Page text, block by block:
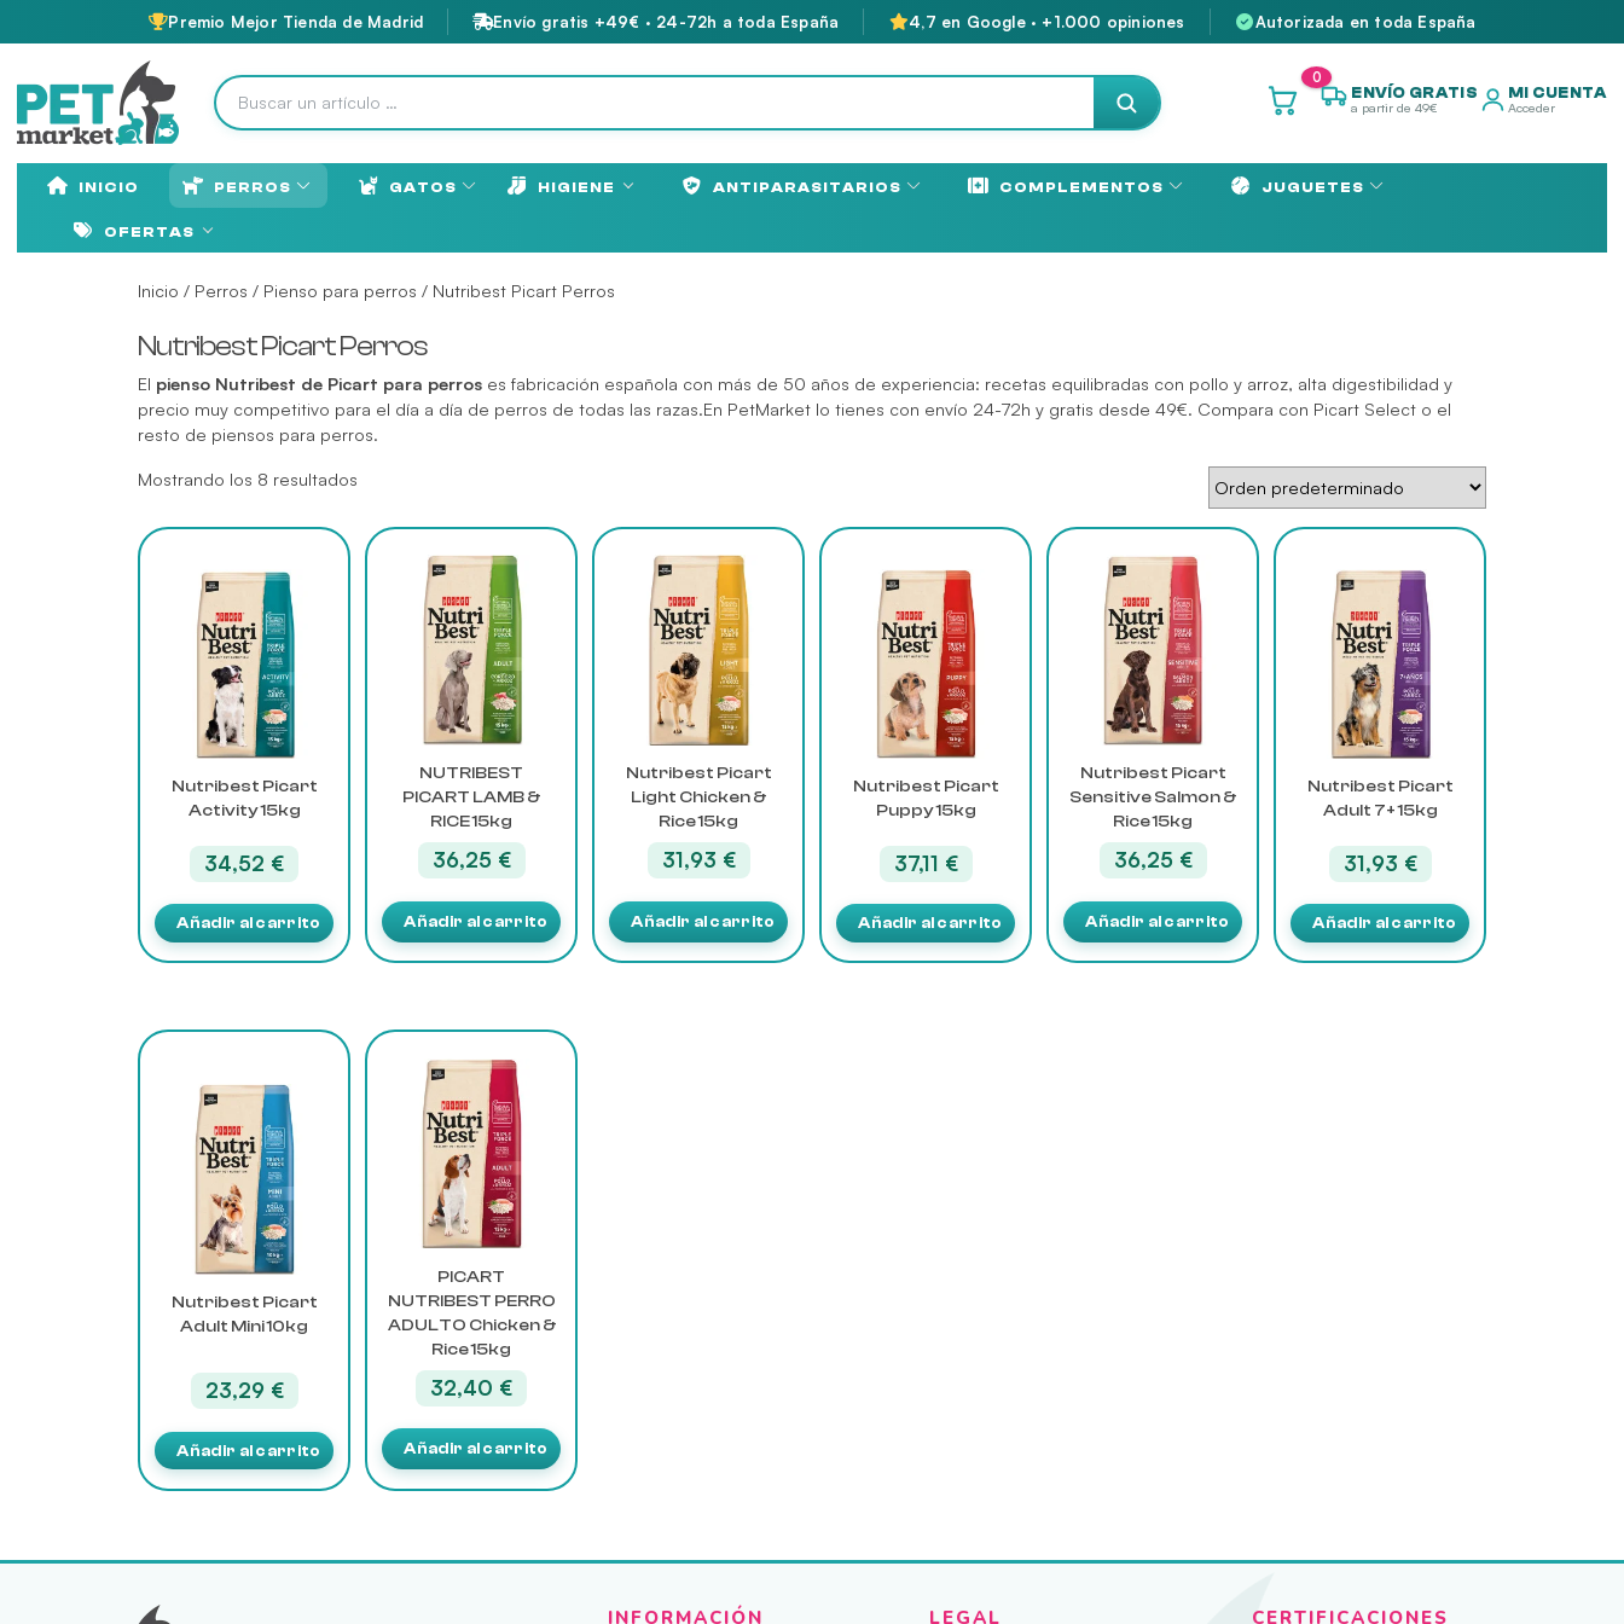
Premio Mejor Tienda de Madrid Envío gratis +49€ · 24-72h a toda España 4,7 en Google · +1.000 opiniones Autorizada en toda España
0
ENVÍO GRATIS
a partir de 49€
MI CUENTA
Acceder
INICIO PERROS GATOS HIGIENE ANTIPARASITARIOS COMPLEMENTOS JUGUETES
OFERTAS
Inicio / Perros / Pienso para perros / Nutribest Picart Perros
Nutribest Picart Perros
El pienso Nutribest de Picart para perros es fabricación española con más de 50 años de experiencia: recetas equilibradas con pollo y arroz, alta digestibilidad y
precio muy competitivo para el día a día de perros de todas las razas.En PetMarket lo tienes con envío 24-72h y gratis desde 49€. Compara con Picart Select o el
resto de piensos para perros.
Mostrando los 8 resultados
Nutribest Picart
Activity 15kg
34,52 €
Añadir al carrito
NUTRIBEST
PICART LAMB &
RICE 15kg
36,25 €
Añadir al carrito
Nutribest Picart
Light Chicken &
Rice 15kg
31,93 €
Añadir al carrito
Nutribest Picart
Puppy 15kg
37,11 €
Añadir al carrito
Nutribest Picart
Sensitive Salmon &
Rice 15kg
36,25 €
Añadir al carrito
Nutribest Picart
Adult 7+ 15kg
31,93 €
Añadir al carrito
Nutribest Picart
Adult Mini 10kg
23,29 €
Añadir al carrito
PICART
NUTRIBEST PERRO
ADULTO Chicken &
Rice 15kg
32,40 €
Añadir al carrito